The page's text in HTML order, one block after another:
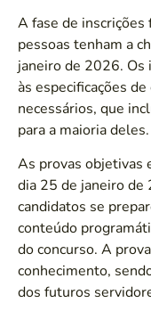
A fase de
pessoas tenham a
janeiro de 2026.
às especificações
necessários, que
para a maioria deles.
As provas objetivas
dia 25 de janeiro de
candidatos se
conteúdo
do concurso. A
conhecimento,
dos futuros